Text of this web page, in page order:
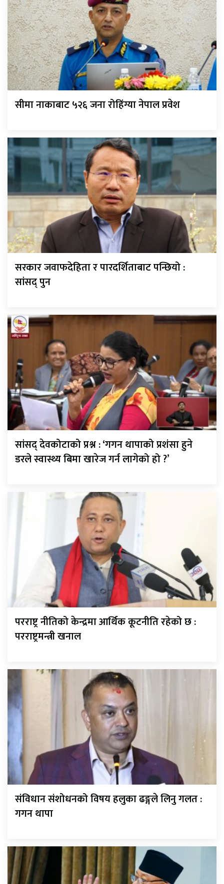
सीमा नाकाबाट ५२६ जना रोहिंग्या नेपाल प्रवेश
सरकार जवाफदेहिता र पारदर्शिताबाट पन्छियो :
सांसद् पुन
सांसद् देवकोटाको प्रश्न : ‘गगन थापाको प्रशंसा हुने
डरले स्वास्थ्य बिमा खारेज गर्न लागेको हो ?’
परराष्ट्र नीतिको केन्द्रमा आर्थिक कूटनीति रहेको छ :
परराष्ट्रमन्त्री खनाल
संविधान संशोधनको विषय हलुका ढङ्गले लिनु गलत :
गगन थापा